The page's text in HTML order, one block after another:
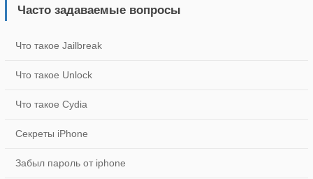
Часто задаваемые вопросы
Что такое Jailbreak
Что такое Unlock
Что такое Cydia
Секреты iPhone
Забыл пароль от iphone